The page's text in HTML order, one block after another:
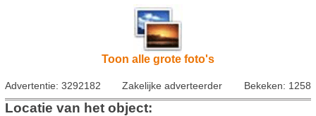
Toon alle grote foto's
Advertentie: 3292182 Zakelijke adverteerder Bekeken: 1258
Locatie van het object: